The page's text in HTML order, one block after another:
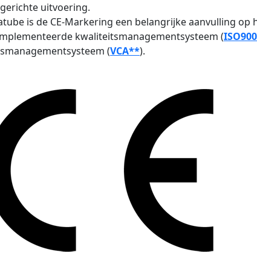
uitvoering.
is de CE-Markering een belangrijke aanvulling op
kwaliteitsmanagementsysteem (
(VCA**).